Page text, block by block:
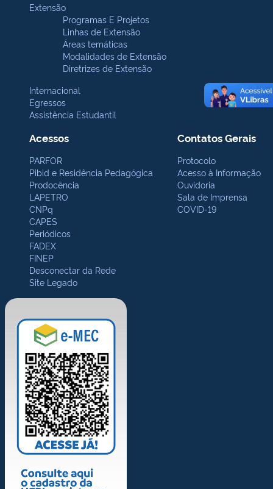
Extensão
Programas E Projetos
Linhas de Extensão
Áreas temáticas
Modalidades de Extensão
Diretrizes de Extensão
Internacional
Egressos
Assistência Estudantil
Acessos
PARFOR
Pibid e Residência Pedagógica
Prodocência
LAPETRO
CNPq
CAPES
Periódicos
FADEX
FINEP
Desconectar da Rede
Site Legado
Contatos Gerais
Protocolo
Acesso à Informação
Ouvidoria
Sala de Imprensa
COVID-19